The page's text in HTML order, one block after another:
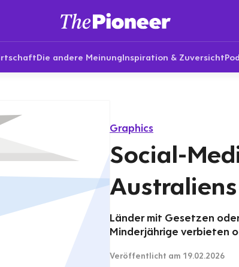
Die andere MeinungInspiration & Zuversicht
Graphics
Social-
Länder mit Gesetzen
Minderjährige verbieten
Veröffentlicht am 19.02.2026